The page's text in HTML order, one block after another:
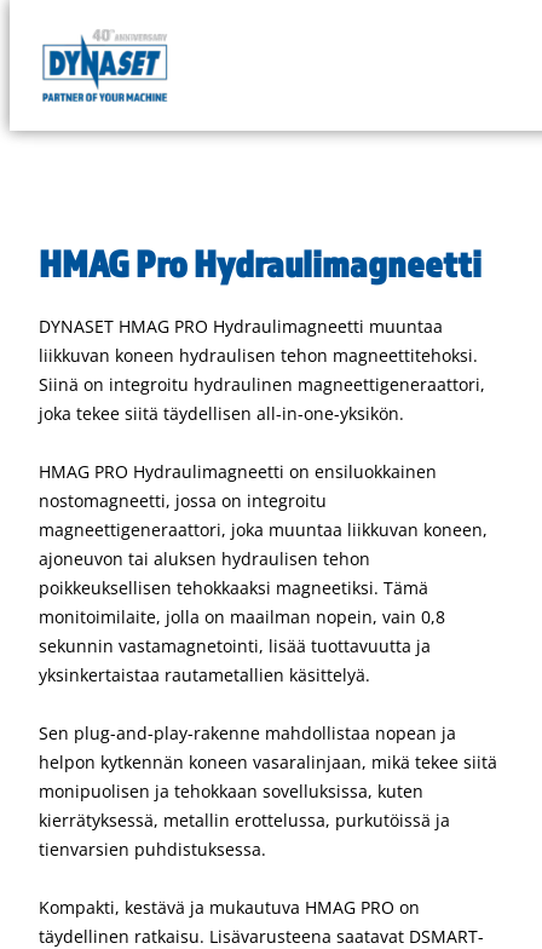
suoraan
sisältöön
DYNASET
by
HMAG Pro Hydraulimagneetti
DYNASET HMAG PRO Hydraulimagneetti muuntaa
liikkuvan koneen hydraulisen tehon magneettitehoksi.
Siinä on integroitu hydraulinen magneettigeneraattori,
joka tekee siitä täydellisen all-in-one-yksikön.
HMAG PRO Hydraulimagneetti on ensiluokkainen
nostomagneetti, jossa on integroitu
magneettigeneraattori, joka muuntaa liikkuvan koneen,
ajoneuvon tai aluksen hydraulisen tehon
poikkeuksellisen tehokkaaksi magneetiksi. Tämä
monitoimilaite, jolla on maailman nopein, vain 0,8
sekunnin vastamagnetointi, lisää tuottavuutta ja
yksinkertaistaa rautametallien käsittelyä.
Sen plug-and-play-rakenne mahdollistaa nopean ja
helpon kytkennän koneen vasaralinjaan, mikä tekee siitä
monipuolisen ja tehokkaan sovelluksissa, kuten
kierrätyksessä, metallin erottelussa, purkutöissä ja
tienvarsien puhdistuksessa.
Kompakti, kestävä ja mukautuva HMAG PRO on
täydellinen ratkaisu. Lisävarusteena saatavat DSMART-